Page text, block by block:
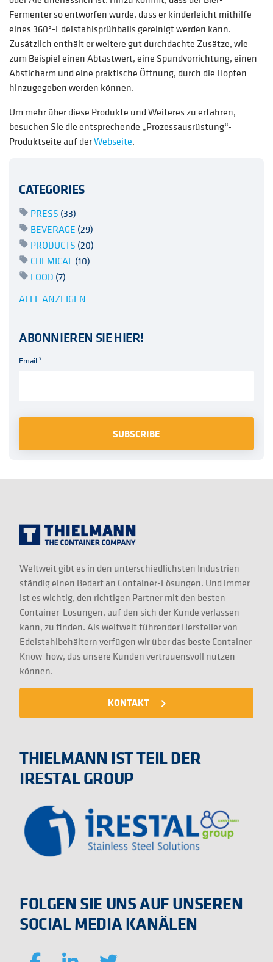
Fermenter so entworfen wurde, dass er kinderleicht mithilfe
eines 360°-Edelstahlsprühballs gereinigt werden kann.
Zusätzlich enthält er weitere gut durchdachte Zusätze, wie
zum Beispiel einen Abtastwert, eine Spundvorrichtung, einen
Absticharm und eine praktische Öffnung, durch die Hopfen
hinzugegeben werden können.
Um mehr über diese Produkte und Weiteres zu erfahren,
besuchen Sie die entsprechende „Prozessausrüstung“-
Produktseite auf derWebseite.
CATEGORIES
PRESS (33)
BEVERAGE (29)
PRODUCTS (20)
CHEMICAL(10)
FOOD (7)
ALLE ANZEIGEN
ABONNIEREN SIE HIER!
Email*
Weltweit gibt es in den unterschiedlichsten Industrien
ständig einen Bedarf an Container-Lösungen. Und immer
ist es wichtig, den richtigen Partner mit den besten
Container-Lösungen, auf den sich der Kunde verlassen
kann, zu finden. Als weltweit führender Hersteller von
Edelstahlbehältern verfügen wir über das beste Container
Know-how, das unsere Kunden vertrauensvoll nutzen
können.
KONTAKT navigate_next
THIELMANN IST TEIL DER
IRESTAL GROUP
FOLGEN SIE UNS AUF UNSEREN
SOCIAL MEDIA KANÄLEN